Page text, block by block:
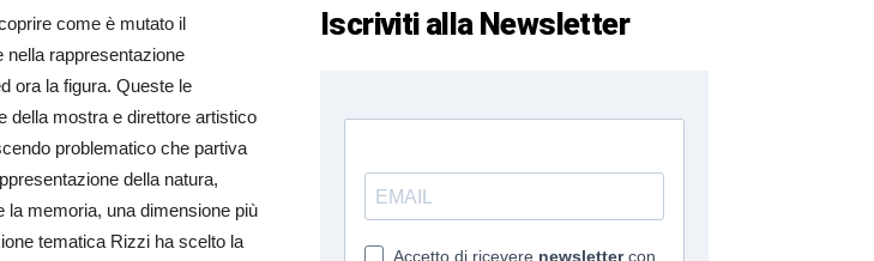
come è mutato il
nella rappresentazione
ora la figura. Queste le
della mostra e direttore artistico
problematico che partiva
della natura,
la memoria, una dimensione più
tematica Rizzi ha scelto la
Iscriviti alla Newsletter